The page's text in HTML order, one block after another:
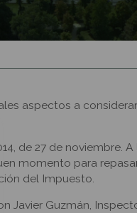
aspectos a
de 27 de noviembre.
momento para
del Impuesto.
Javier Guzmán,